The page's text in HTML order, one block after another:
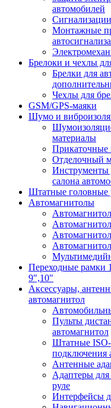
автомобилей
Монтажные
Брелоки и чехлы
Брелки для
Чехлы для
GSM/GPS-маяки
Шумо и
материалы
Прикаточные
Отделочный
Инструменты
салона
Штатные головные
Автомагнитолы
Переходные рамки
9",10"
Аксессуары,
автомагнитол
Пульты
автомагнитол
Штатные ISO-
подключения
Антенные
Адаптеры
руле
Интерфейсы